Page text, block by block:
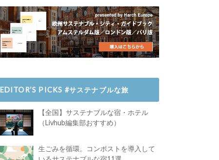
EDITOR’S PICKS #サステナブルな旅
【全国】サステナブルな宿・ホテル
（Livhub編集部おすすめ）
生ごみを循環。コンポストを導入して